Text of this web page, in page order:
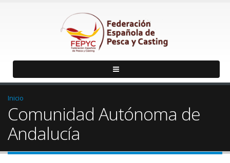
Inicio
Comunidad Autónoma de
Andalucía